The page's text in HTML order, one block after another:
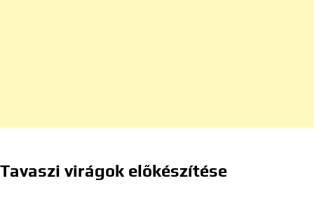
Tavaszi virágok előkészítése